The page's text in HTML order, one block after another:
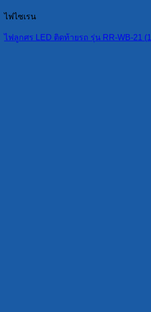
ไฟไซเรน
ไฟลูกศร LED ติดท้ายรถ รุ่น RR-WB-21